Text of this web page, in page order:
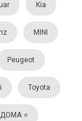
Kia
MINI
Peugeot
Toyota
⭐️